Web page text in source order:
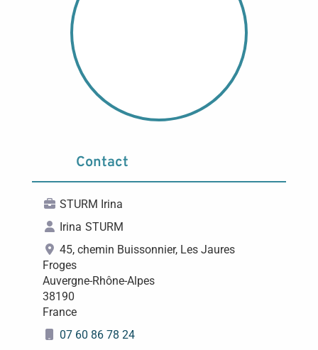
Contact
STURM Irina
Irina STURM
45, chemin Buissonnier, Les Jaures
Froges
Auvergne-Rhône-Alpes
38190
France
07 60 86 78 24